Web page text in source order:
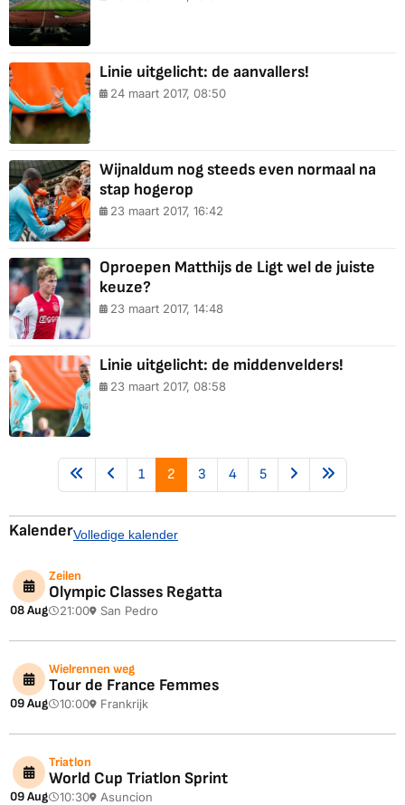
Linie uitgelicht: de aanvallers!
24 maart 2017, 08:50
Wijnaldum nog steeds even normaal na
stap hogerop
23 maart 2017, 16:42
Oproepen Matthijs de Ligt wel de juiste
keuze?
23 maart 2017, 14:48
Linie uitgelicht: de middenvelders!
23 maart 2017, 08:58
1 2 3 4 5
KalenderVolledige kalender
08 Aug
Zeilen
Olympic Classes Regatta
21:00 San Pedro
09 Aug
Wielrennen weg
Tour de France Femmes
10:00 Frankrijk
09 Aug
Triatlon
World Cup Triatlon Sprint
10:30 Asuncion